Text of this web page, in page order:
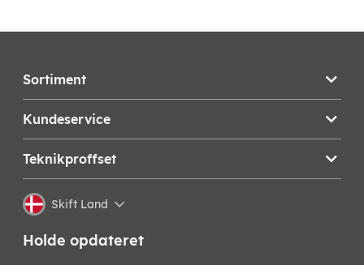
Sortiment
Kundeservice
Teknikproffset
Skift Land
Holde opdateret